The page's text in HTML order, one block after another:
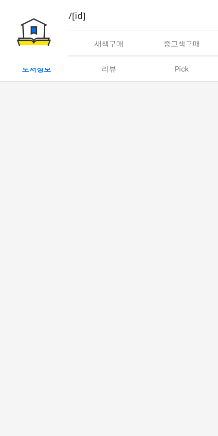
book/rent/[id]
대여 새책구매 중고책구매
도서정보 리뷰 Pick